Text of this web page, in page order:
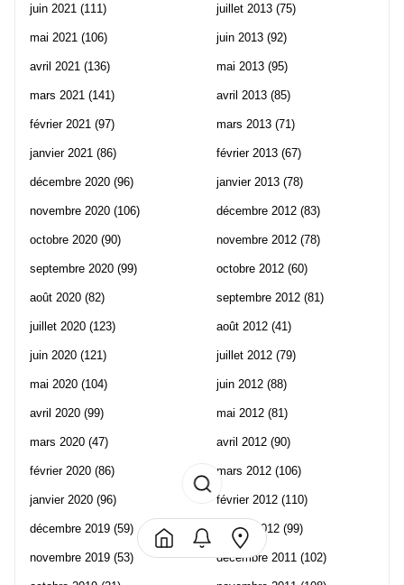
juin 2021 (111)
mai 2021 (106)
avril 2021 (136)
mars 2021 (141)
février 2021 (97)
janvier 2021 (86)
décembre 2020 (96)
novembre 2020 (106)
octobre 2020 (90)
septembre 2020 (99)
août 2020 (82)
juillet 2020 (123)
juin 2020 (121)
mai 2020 (104)
avril 2020 (99)
mars 2020 (47)
février 2020 (86)
janvier 2020 (96)
décembre 2019 (59)
novembre 2019 (53)
juillet 2013 (75)
juin 2013 (92)
mai 2013 (95)
avril 2013 (85)
mars 2013 (71)
février 2013 (67)
janvier 2013 (78)
décembre 2012 (83)
novembre 2012 (78)
octobre 2012 (60)
septembre 2012 (81)
août 2012 (41)
juillet 2012 (79)
juin 2012 (88)
mai 2012 (81)
avril 2012 (90)
mars 2012 (106)
février 2012 (110)
janvier 2012 (99)
décembre 2011 (102)